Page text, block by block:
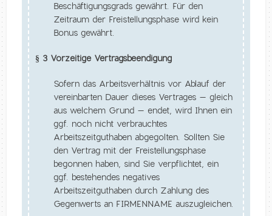
Beschäftigungsgrads gewährt. Für den
Zeitraum der Freistellungsphase wird kein
Bonus gewährt.
§ 3 Vorzeitige Vertragsbeendigung
Sofern das Arbeitsverhältnis vor Ablauf der
vereinbarten Dauer dieses Vertrages – gleich
aus welchem Grund – endet, wird Ihnen ein
ggf. noch nicht verbrauchtes
Arbeitszeitguthaben abgegolten. Sollten Sie
den Vertrag mit der Freistellungsphase
begonnen haben, sind Sie verpflichtet, ein
ggf. bestehendes negatives
Arbeitszeitguthaben durch Zahlung des
Gegenwerts an FIRMENNAME auszugleichen.